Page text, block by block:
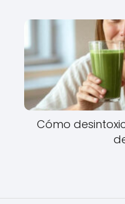
Cómo